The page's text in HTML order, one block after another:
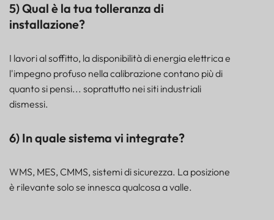
5) Qual è la tua tolleranza di
installazione?
I lavori al soffitto, la disponibilità di energia elettrica e
l'impegno profuso nella calibrazione contano più di
quanto si pensi... soprattutto nei siti industriali
dismessi.
6) In quale sistema vi integrate?
WMS, MES, CMMS, sistemi di sicurezza. La posizione
è rilevante solo se innesca qualcosa a valle.